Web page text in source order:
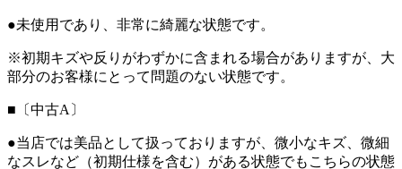
●未使用であり、非常に綺麗な状態です。
※初期キズや反りがわずかに含まれる場合がありますが、大
部分のお客様にとって問題のない状態です。
■〔中古A〕
●当店では美品として扱っておりますが、微小なキズ、微細
なスレなど（初期仕様を含む）がある状態でもこちらの状態